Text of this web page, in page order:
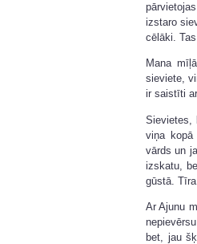
izstaro
cēlāki.
Mana
sieviete,
ir saistīti
viņa
vārds un
izskatu,
gūstā.
Ar Ajunu
bet, jau